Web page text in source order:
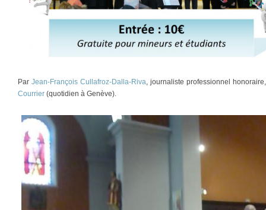
Par Jean-François Cullafroz-Dalla-Riva, journaliste professionnel
Courrier (quotidien à Genève).